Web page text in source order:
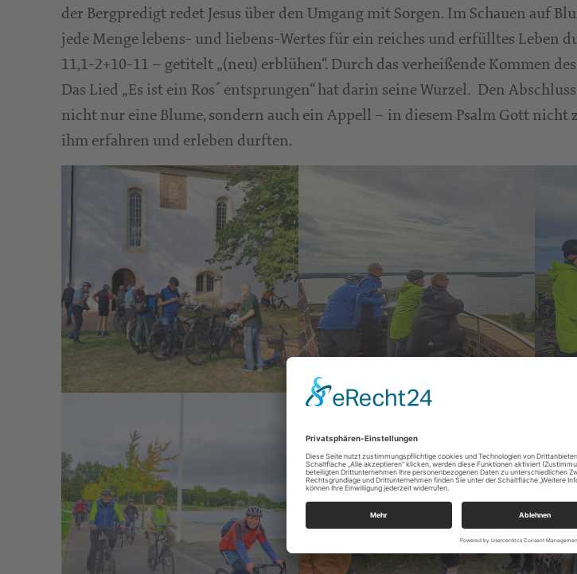
der Bergpredigt redet Jesus über den Umgang mit Sorgen. Im Schauen auf
jede Menge lebens- und liebens-Wertes für ein reiches und erfülltes Leben
11,1-2+10-11 – getitelt „(neu) erblühen“. Durch das verheißende Kommen
Das Lied „Es ist ein Ros´ entsprungen“ hat darin seine Wurzel. Den
nicht nur eine Blume, sondern auch ein Appell – in diesem Psalm Gott
ihm erfahren und erleben durften.